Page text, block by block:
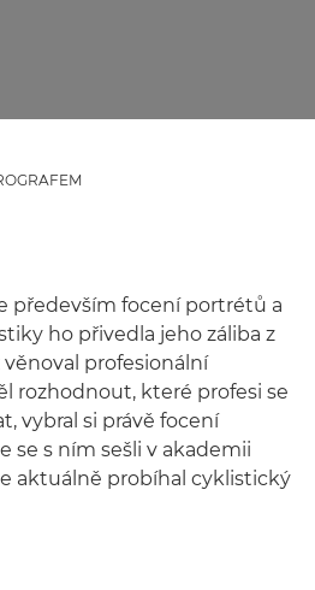
především focení portrétů a
ho přivedla jeho záliba z
profesionální
rozhodnout, které profesi se
vybral si právě focení
se s ním sešli v akademii
aktuálně probíhal cyklistický